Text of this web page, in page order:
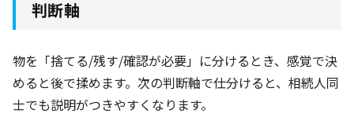
判断軸
物を「捨てる/残す/確認が必要」に分けるとき、感覚で決
めると後で揉めます。次の判断軸で仕分けると、相続人同
士でも説明がつきやすくなります。